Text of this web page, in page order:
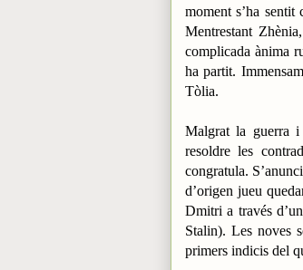
moment s’ha
Mentrestant
complicada ànima
ha partit.
Tòlia.
Malgrat la guerra i
resoldre les
congratula.
d’origen jueu
Dmitri a través
Stalin). Les noves
primers indicis del